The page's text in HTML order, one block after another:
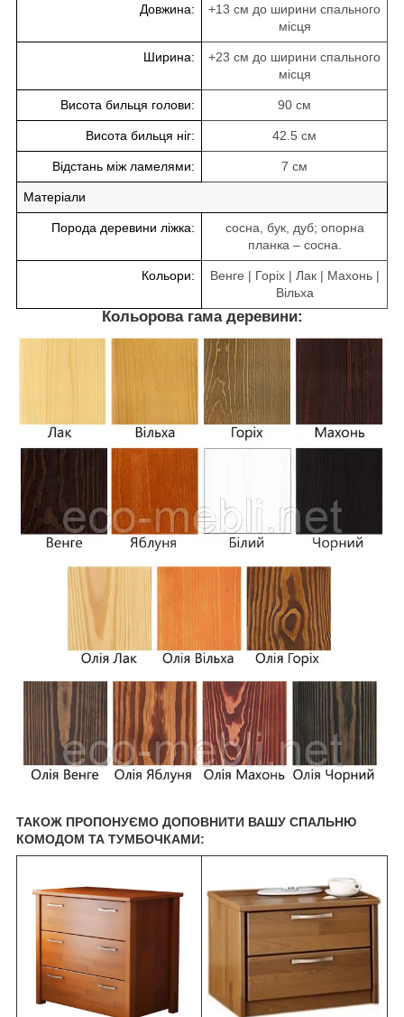
Довжина:
+13 см до ширини спального
місця
Ширина:
+23 см до ширини спального
місця
Висота бильця голови: 90 см
Висота бильця ніг: 42.5 см
Відстань між ламелями: 7 см
Матеріали
Порода деревини ліжка:
сосна, бук, дуб; опорна
планка – сосна.
Кольори:
Венге | Горіх | Лак | Махонь |
Вільха
Кольорова гама деревини:
ТАКОЖ ПРОПОНУЄМО ДОПОВНИТИ ВАШУ СПАЛЬНЮ
КОМОДОМ ТА ТУМБОЧКАМИ: